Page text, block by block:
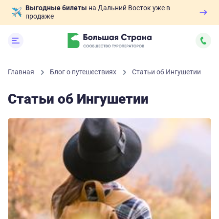
Выгодные билеты на Дальний Восток уже в
продаже
Главная Блог о путешествиях Статьи об Ингушетии
Статьи об Ингушетии